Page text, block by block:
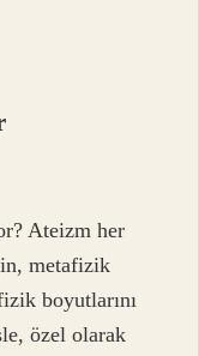
Ateizm her
metafizik
boyutlarını
özel olarak